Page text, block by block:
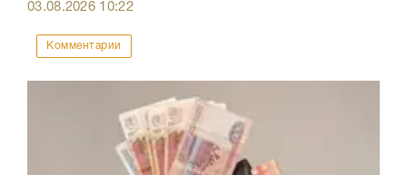
03.08.2026 10:22
Комментарии